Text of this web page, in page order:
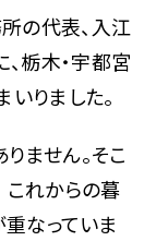
の代表、入江
、栃木・宇都宮
りました。
ません。そこ
これからの暮
なっていま